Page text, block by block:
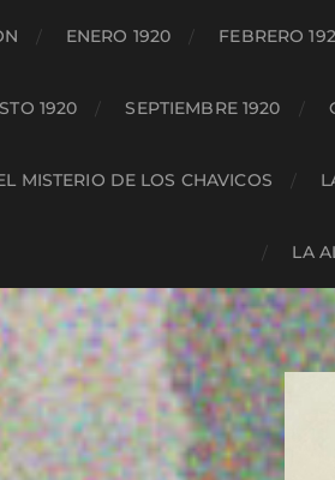
ENERO 1920 FEBRERO
1920 SEPTIEMBRE 1920
MISTERIO DE LOS CHAVICOS
LA